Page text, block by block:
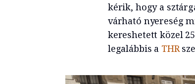
kérik, hogy a
várható nyereség
kereshetett közel
legalábbis a THR